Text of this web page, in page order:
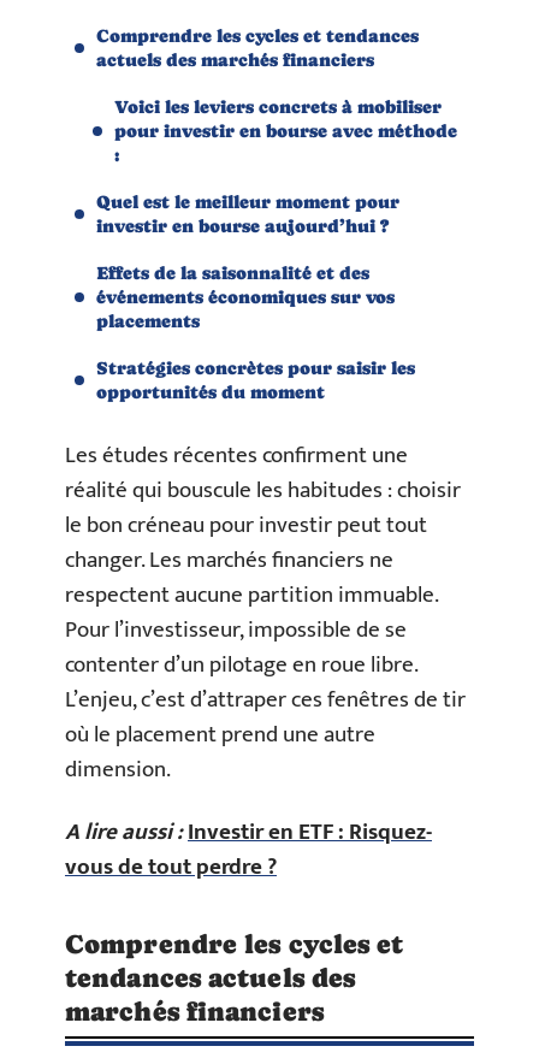
Comprendre les cycles et tendances
actuels des marchés financiers
Voici les leviers concrets à mobiliser
pour investir en bourse avec méthode
:
Quel est le meilleur moment pour
investir en bourse aujourd’hui ?
Effets de la saisonnalité et des
événements économiques sur vos
placements
Stratégies concrètes pour saisir les
opportunités du moment
Les études récentes confirment une
réalité qui bouscule les habitudes : choisir
le bon créneau pour investir peut tout
changer. Les marchés financiers ne
respectent aucune partition immuable.
Pour l’investisseur, impossible de se
contenter d’un pilotage en roue libre.
L’enjeu, c’est d’attraper ces fenêtres de tir
où le placement prend une autre
dimension.
A lire aussi :Investir en ETF : Risquez-
vous de tout perdre ?
Comprendre les cycles et
tendances actuels des
marchés financiers